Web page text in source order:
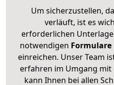
Um sicherzustellen,
verläuft, ist es
erforderlichen
notwendigen Formulare
einreichen. Unser Team
erfahren im Umgang mit
kann Ihnen bei allen